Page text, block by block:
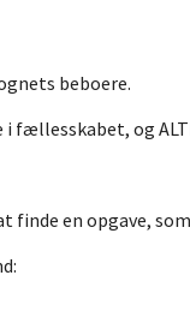
beboere.
fællesskabet, og
en opgave,